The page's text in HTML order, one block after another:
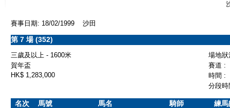
賽事日期: 18/02/1999 沙田
第 7 場 (352)
三歲及以上 - 1600米
場地
賀年盃
賽道 :
HK$ 1,283,000
時間 :
分段
名次 馬號 馬名 騎師 練馬